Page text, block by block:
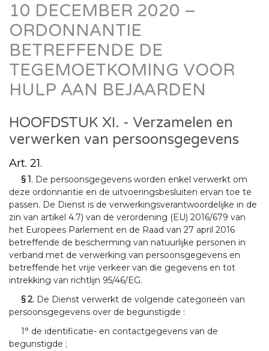
10 DECEMBER 2020 –
ORDONNANTIE
BETREFFENDE DE
TEGEMOETKOMING VOOR
HULP AAN BEJAARDEN
HOOFDSTUK XI. - Verzamelen en
verwerken van persoonsgegevens
Art. 21.
§ 1. De persoonsgegevens worden enkel verwerkt om
deze ordonnantie en de uitvoeringsbesluiten ervan toe te
passen. De Dienst is de verwerkingsverantwoordelijke in de
zin van artikel 4.7) van de verordening (EU) 2016/679 van
het Europees Parlement en de Raad van 27 april 2016
betreffende de bescherming van natuurlijke personen in
verband met de verwerking van persoonsgegevens en
betreffende het vrije verkeer van die gegevens en tot
intrekking van richtlijn 95/46/EG.
§ 2. De Dienst verwerkt de volgende categorieën van
persoonsgegevens over de begunstigde :
1° de identificatie- en contactgegevens van de
begunstigde ;